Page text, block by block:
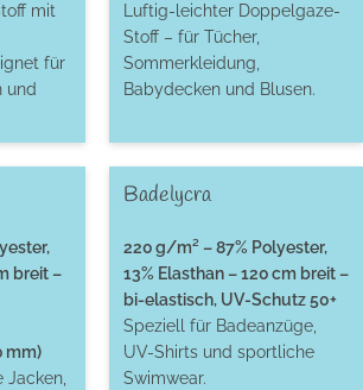
mit
für
und
Luftig-leichter Doppelgaze-
Stoff – für Tücher,
Sommerkleidung,
Babydecken und Blusen.
breit –
mm)
Jacken,
Badelycra
220 g/m² – 87% Polyester,
13% Elasthan – 120 cm breit –
bi-elastisch, UV-Schutz 50+
Speziell für Badeanzüge,
UV-Shirts und sportliche
Swimwear.